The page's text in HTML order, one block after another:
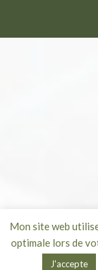
Mon site web
optimale lors de
J'accepte